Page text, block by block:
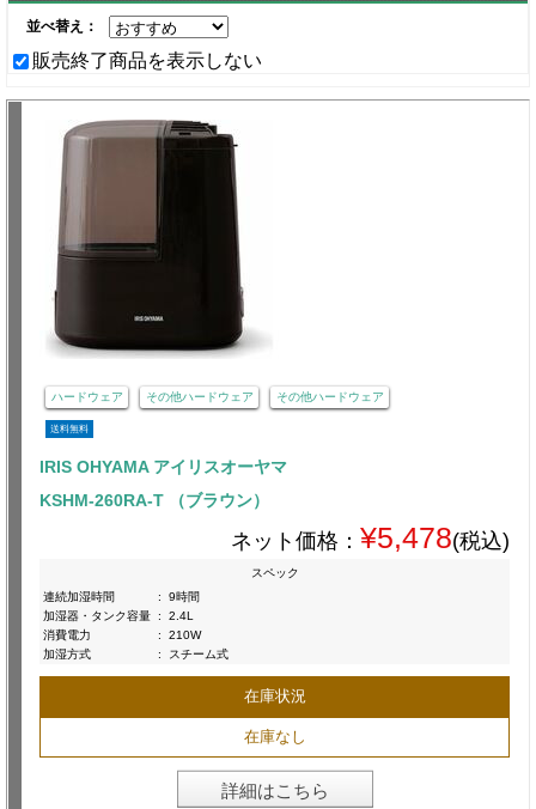
並べ替え：
販売終了商品を表示しない
ハードウェア その他ハードウェア その他ハードウェア
送料無料
IRIS OHYAMA アイリスオーヤマ
KSHM-260RA-T （ブラウン）
ネット価格： ¥5,478(税込)
スペック
連続加湿時間
:
9時間
加湿器・タンク容量 :
2.4L
消費電力
:
210W
加湿方式
: スチーム式
在庫状況
在庫なし
詳細はこちら